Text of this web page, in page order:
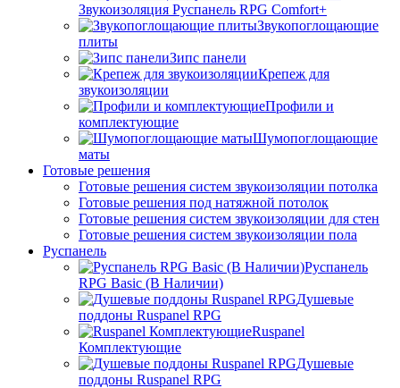
Звукоизоляция Руспанель RPG Comfort+
Звукопоглощающие
плиты
Зипс панели
Крепеж для
звукоизоляции
Профили и
комплектующие
Шумопоглощающие
маты
Готовые решения
Готовые решения систем звукоизоляции потолка
Готовые решения под натяжной потолок
Готовые решения систем звукоизоляции для стен
Готовые решения систем звукоизоляции пола
Руспанель
Руспанель
RPG Basic (В Наличии)
Душевые
поддоны Ruspanel RPG
Ruspanel
Комплектующие
Душевые
поддоны Ruspanel RPG